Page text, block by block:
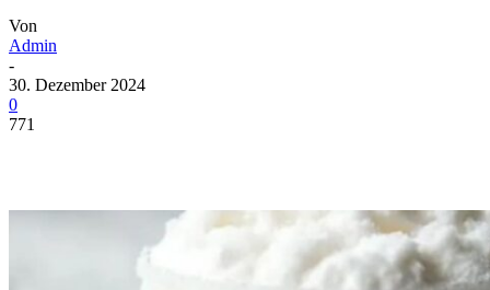
Von
Admin
-
30. Dezember 2024
0
771